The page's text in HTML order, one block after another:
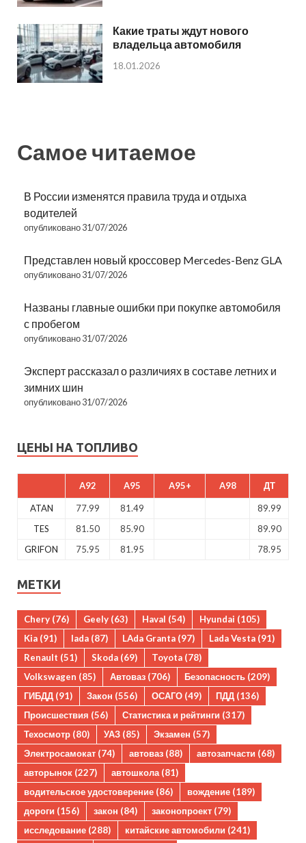
Какие траты ждут нового
владельца автомобиля
18.01.2026
Самое читаемое
В России изменятся правила труда и отдыха
водителей
опубликовано 31/07/2026
Представлен новый кроссовер Mercedes-Benz GLA
опубликовано 31/07/2026
Названы главные ошибки при покупке автомобиля
с пробегом
опубликовано 31/07/2026
Эксперт рассказал о различиях в составе летних и
зимних шин
опубликовано 31/07/2026
ЦЕНЫ НА ТОПЛИВО
A92 A95 A95+ A98 ДТ
ATAN 77.99 81.49
89.99
TES
81.50 85.90
89.90
GRIFON
75.95 81.95 78.95
МЕТКИ
Chery (76) Geely (63) Haval (54) Hyundai (105)
Kia (91) lada (87) LAda Granta (97) Lada Vesta (91)
Renault (51) Skoda (69) Toyota (78)
Volkswagen (85) Автоваз (706) Безопасность (209)
ГИБДД (91) Закон (556) ОСАГО (49) ПДД (136)
Происшествия (56) Статистика и рейтинги (317)
Техосмотр (80) УАЗ (85) Экзамен (57)
Электросамокат (74) автоваз (88) автозапчасти (68)
авторынок (227) автошкола(81)
водительское удостоверение (86) вождение (189)
дороги (156) закон (84) законопроект (79)
исследование (288) китайские автомобили (241)